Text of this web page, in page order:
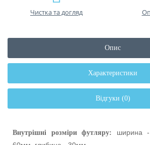
Чистка та догляд
Опис
Характеристики
Відгуки (0)
Внутрішні розміри футляру: ширина